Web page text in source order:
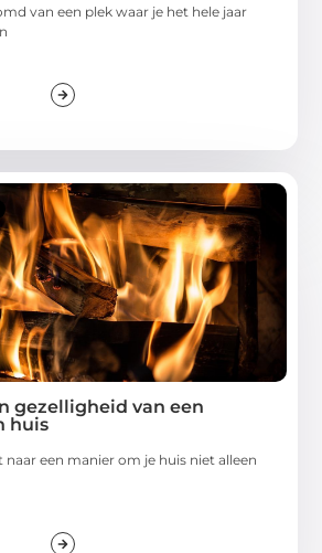
van een plek waar je het hele jaar
gezelligheid van een
huis
naar een manier om je huis niet alleen